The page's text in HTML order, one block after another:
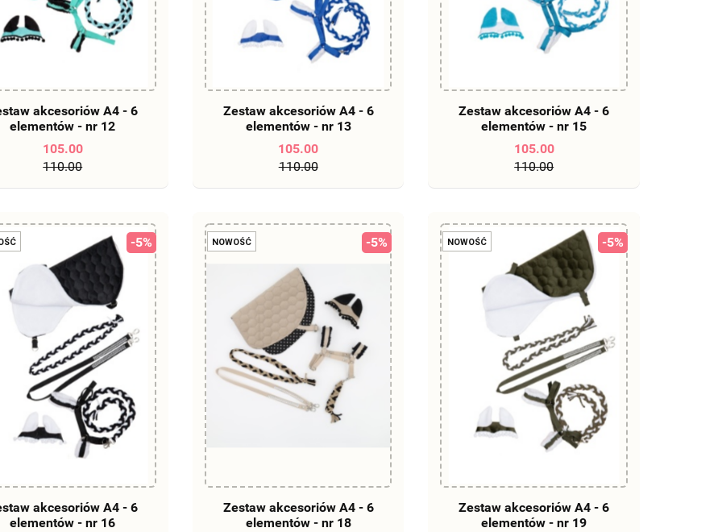
DO KOSZYKAakcesoriów A4 - 6
elementów - nr 12
105.00
110.00
DO KOSZYKA
Zestaw akcesoriów A4 - 6
elementów - nr 13
105.00
110.00
DO KOSZYKA
Zestaw akcesoriów A4 - 6
elementów - nr 15
105.00
110.00
DO KOSZYKAakcesoriów A4 - 6
elementów - nr 16
-5% NOWOŚĆ
DO KOSZYKA
Zestaw akcesoriów A4 - 6
elementów - nr 18
-5% NOWOŚĆ
DO KOSZYKA
Zestaw akcesoriów A4 - 6
elementów - nr 19
-5%